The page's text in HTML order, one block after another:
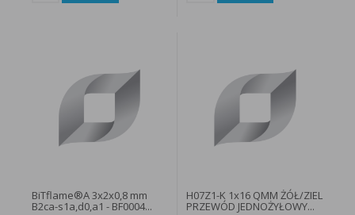
BiTflame®A 3x2x0,8 mm
B2ca-s1a,d0,a1 - BF0004...
H07Z1-K 1x16 QMM ŻÓŁ/ZIEL
PRZEWÓD JEDNOŻYŁOWY...